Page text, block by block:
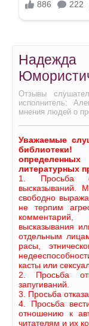
Отзывы
исполнитель:
мнения людей о
Уважаемые
литературных
1. Просьба
высказываний.
свободно
не терпим
комментарий,
высказывания
отдельным
расы,
касты или
2. Просьба
запугиваний.
3. Просьба
4. Просьба
отношению к
читателям и их